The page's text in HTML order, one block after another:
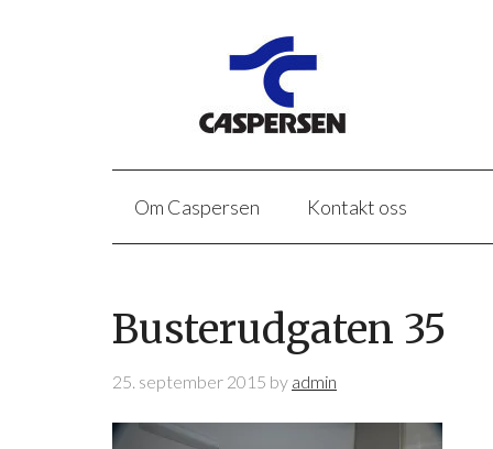
Om Caspersen Kontakt oss
Busterudgaten 35
25. september 2015 by admin